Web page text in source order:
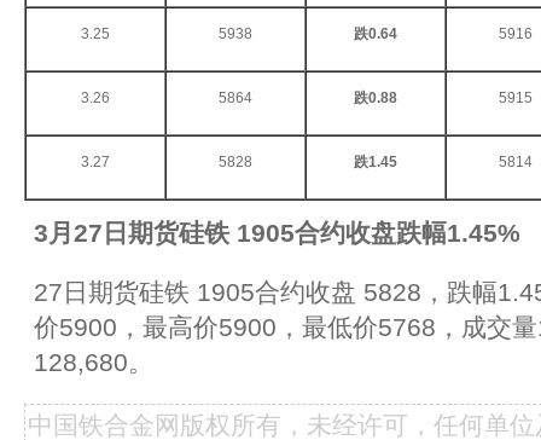
3.25 5938 跌0.64 5916
3.26 5864 跌0.88 5915
3.27 5828 跌1.45 5814
3 月27日期货硅铁 1905合约收盘跌幅1.45%
27日期货硅铁 1905合约收盘 5828，跌幅
价5900，最高价5900，最低价5768，成交
128,680。
中国铁合金网版权所有，未经许可，任何单